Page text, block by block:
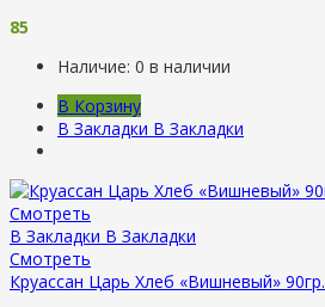
85
Наличие: 0 в наличии
В Корзину
В Закладки В Закладки
Смотреть
В Закладки В Закладки
Смотреть
Круассан Царь Хлеб «Вишневый» 90гр.